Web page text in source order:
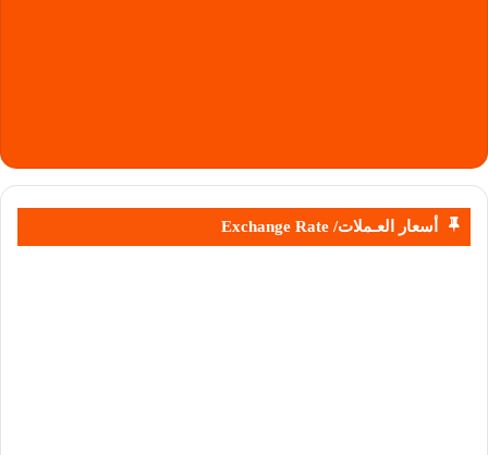
أسعار العـملات/ Exchange Rate